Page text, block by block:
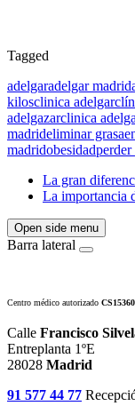
Tagged
adelgaradelgar madrid
kilosclinica adelgar
adelgazarclinica
madrideliminar grasa
madridobesidadperder
La gran
La importancia
Open side menu
Barra lateral
Centro médico autorizado CS15360
Calle Francisco
Entreplanta 1ºE
28028 Madrid
91 577 44 77